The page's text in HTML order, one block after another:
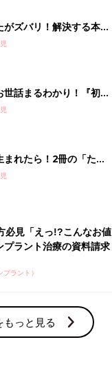
がズバリ！解決する本
ブ 夏号』 4カ月～2才
世話まるわかり！『初め
ブ 夏号』〈巻頭大特
まれたら！2冊の「たま
必見「えっ!?こんなお値
ラント治療の資料請求
ラント）
もっと見る